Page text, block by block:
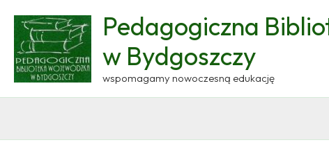
treści
Pedagogiczna
w Bydgoszczy
wspomagamy nowoczesną edukację